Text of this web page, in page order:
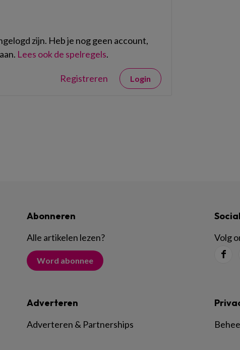
zijn. Heb je nog geen account,
Lees ook de spelregels.
Registreren Login
Abonneren
Alle artikelen lezen?
Word abonnee
Social
Volg
Adverteren
Adverteren & Partnerships